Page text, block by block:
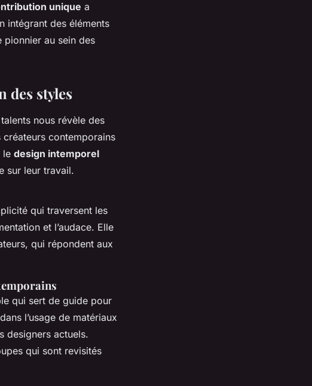
unique a
intégrant des éléments
au sein des
des styles
nous révèle des
créateurs contemporains
le design intemporel
sur leur travail.
qui traversent les
et l’audace. Elle
qui répondent aux
qui sert de guide pour
l’usage de matériaux
designers actuels.
qui sont revisités